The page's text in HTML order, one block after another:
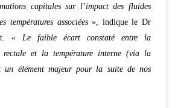
capitales sur l’impact des fluides
températures associées», indique le Dr
« Le faible écart constaté entre la
rectale et la température interne (via la
un élément majeur pour la suite de nos